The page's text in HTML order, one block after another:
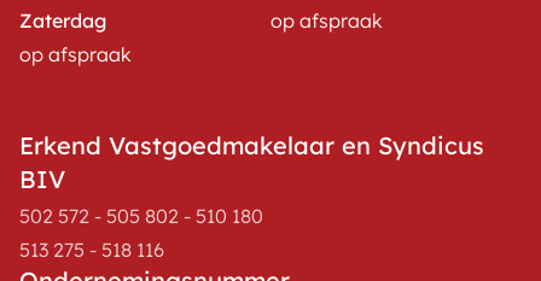
Zaterdag
op afspraak
op afspraak
Erkend Vastgoedmakelaar en Syndicus
BIV
502 572 - 505 802 - 510 180
513 275 - 518 116